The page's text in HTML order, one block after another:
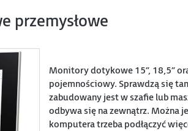
przemysłowe
Monitory dotykowe 15”, 18,5”
pojemnościowy. Sprawdzą się
zabudowany jest w szafie lub
odbywa się na zewnątrz. Można
komputera trzeba podłączyć